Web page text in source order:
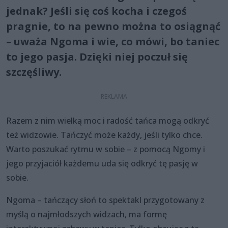
jednak? Jeśli się coś kocha i czegoś
pragnie, to na pewno można to osiągnąć
– uważa Ngoma i wie, co mówi, bo taniec
to jego pasja. Dzięki niej poczuł się
szczęśliwy.
Razem z nim wielką moc i radość tańca mogą odkryć
też widzowie. Tańczyć może każdy, jeśli tylko chce.
Warto poszukać rytmu w sobie – z pomocą Ngomy i
jego przyjaciół każdemu uda się odkryć tę pasję w
sobie.
Ngoma – tańczący słoń to spektakl przygotowany z
myślą o najmłodszych widzach, ma formę